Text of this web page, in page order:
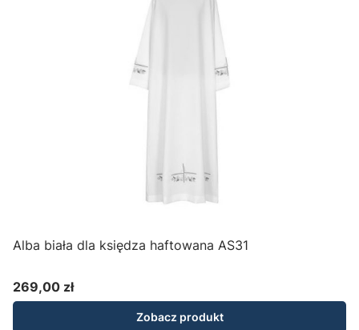
Alba biała dla księdza haftowana AS31
Cena
269,00 zł
Zobacz produkt